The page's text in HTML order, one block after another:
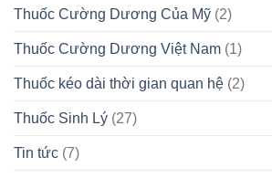
Thuốc Cường Dương Của Mỹ (2)
Thuốc Cường Dương Việt Nam (1)
Thuốc kéo dài thời gian quan hệ (2)
Thuốc Sinh Lý (27)
Tin tức (7)